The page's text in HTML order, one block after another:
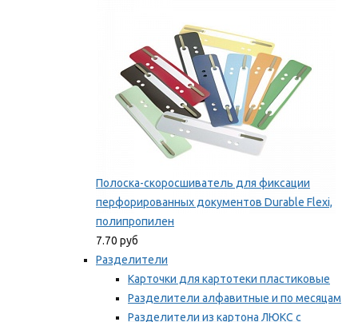
Полоска-скоросшиватель для фиксации
перфорированных документов Durable Flexi,
полипропилен
7.70 руб
Разделители
Карточки для картотеки пластиковые
Разделители алфавитные и по месяцам
Разделители из картона ЛЮКС с